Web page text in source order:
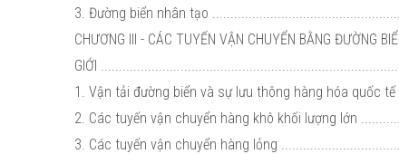
3. Đường biển nhân tạo
CHƯƠNG III - CÁC TUYẾN VẬN CHUYỂN BẰNG ĐƯỜNG
GIỚI
1. Vận tải đường biển và sự lưu thông hàng hóa quốc
2. Các tuyến vận chuyển hàng khô khối lượng lớn
3. Các tuyến vận chuyển hàng lỏng